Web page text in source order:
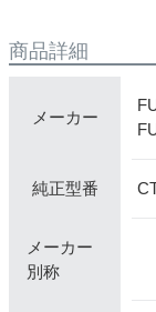
商品詳細
メーカー
純正型番
メーカー
別称